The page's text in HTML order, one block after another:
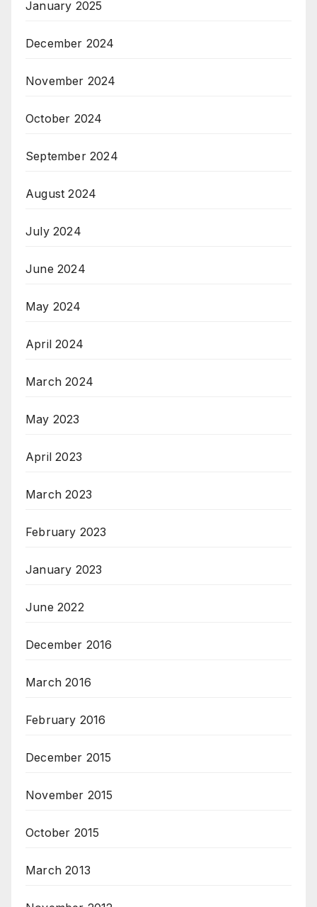
January 2025
December 2024
November 2024
October 2024
September 2024
August 2024
July 2024
June 2024
May 2024
April 2024
March 2024
May 2023
April 2023
March 2023
February 2023
January 2023
June 2022
December 2016
March 2016
February 2016
December 2015
November 2015
October 2015
March 2013